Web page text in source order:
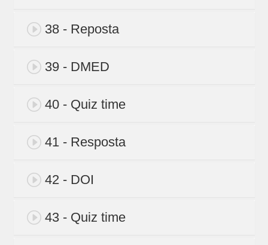
38 - Reposta
39 - DMED
40 - Quiz time
41 - Resposta
42 - DOI
43 - Quiz time